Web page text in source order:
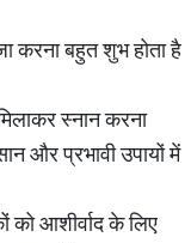
करना बहुत शुभ होता है
स्नान करना
और प्रभावी उपायों में
को आशीर्वाद के लिए